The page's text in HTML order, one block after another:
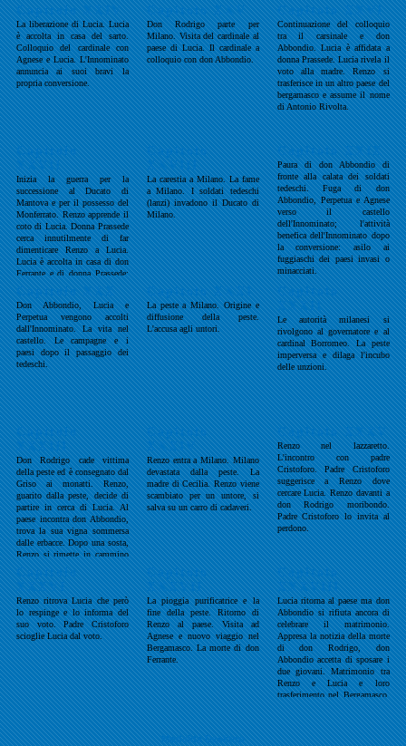
Capitolo XXIV
La liberazione di Lucia. Lucia
è accolta in casa del sarto.
Colloquio del cardinale con
Agnese e Lucia. L'Innominato
annuncia ai suoi bravi la
propria conversione.
Capitolo XXV
Don Rodrigo parte per
Milano. Visita del cardinale al
paese di Lucia. Il cardinale a
colloquio con don Abbondio.
Capitolo XXVI
Continuazione del colloquio
tra il carsinale e don
Abbondio. Lucia è affidata a
donna Prassede. Lucia rivela il
voto alla madre. Renzo si
trasferisce in un altro paese del
bergamasco e assume il nome
di Antonio Rivolta.
Capitolo
XXVII
Inizia la guerra per la
successione al Ducato di
Mantova e per il possesso del
Monferrato. Renzo apprende il
coto di Lucia. Donna Prassede
cerca innutilmente di far
dimenticare Renzo a Lucia.
Lucia è accolta in casa di don
Ferrante e di donna Prassede;
la biblioteca di don Ferrante.
Capitolo
XXVIII
La carestia a Milano. La fame
a Milano. I soldati tedeschi
(lanzi) invadono il Ducato di
Milano.
Capitolo XXIX
Paura di don Abbondio di
fronte alla calata dei soldati
tedeschi. Fuga di don
Abbondio, Perpetua e Agnese
verso il castello
dell'Innominato; l'attività
benefica dell'Innominato dopo
la conversione: asilo ai
fuggiaschi dei paesi invasi o
minacciati.
Capitolo XXX
Don Abbondio, Lucia e
Perpetua vengono accolti
dall'Innominato. La vita nel
castello. Le campagne e i
paesi dopo il passaggio dei
tedeschi.
Capitolo XXXI
La peste a Milano. Origine e
diffusione della peste.
L'accusa agli untori.
Capitolo
XXXII
Le autorità milanesi si
rivolgono al governatore e al
cardinal Borromeo. La peste
imperversa e dilaga l'incubo
delle unzioni.
Capitolo
XXXIII
Don Rodrigo cade vittima
della peste ed è consegnato dal
Griso ai monatti. Renzo,
guarito dalla peste, decide di
partire in cerca di Lucia. Al
paese incontra don Abbondio,
trova la sua vigna sommersa
dalle erbacce. Dopo una sosta,
Renzo si rimette in cammino
verso Milano.
Capitolo
XXXIV
Renzo entra a Milano. Milano
devastata dalla peste. La
madre di Cecilia. Renzo viene
scambiato per un untore, si
salva su un carro di cadaveri.
Capitolo XXXV
Renzo nel lazzaretto.
L'incontro con padre
Cristoforo. Padre Cristoforo
suggerisce a Renzo dove
cercare Lucia. Renzo davanti a
don Rodrigo moribondo.
Padre Cristoforo lo invita al
perdono.
Capitolo
XXXVI
Renzo ritrova Lucia che però
lo respinge e lo informa del
suo voto. Padre Cristoforo
scioglie Lucia dal voto.
Capitolo
XXXVII
La pioggia purificatrice e la
fine della peste. Ritorno di
Renzo al paese. Visita ad
Agnese e nuovo viaggio nel
Bergamasco. La morte di don
Ferrante.
Capitolo
XXXVIII
Lucia ritorna al paese ma don
Abbondio si rifiuta ancora di
celebrare il matrimonio.
Appresa la notizia della morte
di don Rodrigo, don
Abbondio accetta di sposare i
due giovani. Matrimonio tra
Renzo e Lucia e loro
trasferimento nel Bergamasco.
Renzo avvia una piccola
attività imprenditoriale in
campo tessile. Il sugo di tutta
la storia.
Modalità Desktop